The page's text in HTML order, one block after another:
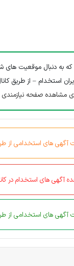
به دنبال موقعیت های
استخدام – از طریق
مشاهده صفحه
های استخدامی از
های استخدام در
های استخدامی از